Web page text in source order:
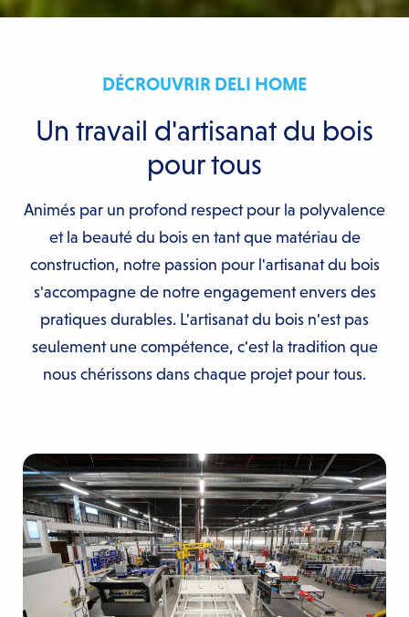
DÉCROUVRIR DELI HOME
Un travail d'artisanat du bois
pour tous
Animés par un profond respect pour la polyvalence
et la beauté du bois en tant que matériau de
construction, notre passion pour l'artisanat du bois
s'accompagne de notre engagement envers des
pratiques durables. L'artisanat du bois n'est pas
seulement une compétence, c'est la tradition que
nous chérissons dans chaque projet pour tous.